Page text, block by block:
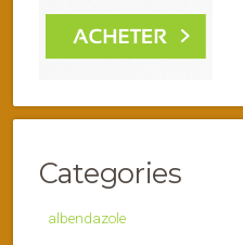
Categories
albendazole